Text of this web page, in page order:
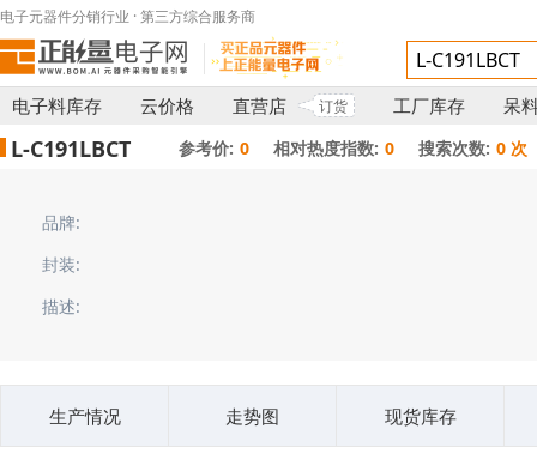
电子元器件分销行业 · 第三方综合服务商
电子料库存 云价格 直营店 订货 工厂库存 呆
L-C191LBCT 参考价: 0 相对热度指数: 0 搜索次数: 0 次
品牌:
封装:
描述:
生产情况 走势图 现货库存